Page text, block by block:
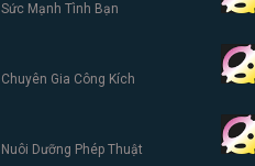
Sức Mạnh Tình Bạn
Chuyên Gia Công Kích
Nuôi Dưỡng Phép Thuật